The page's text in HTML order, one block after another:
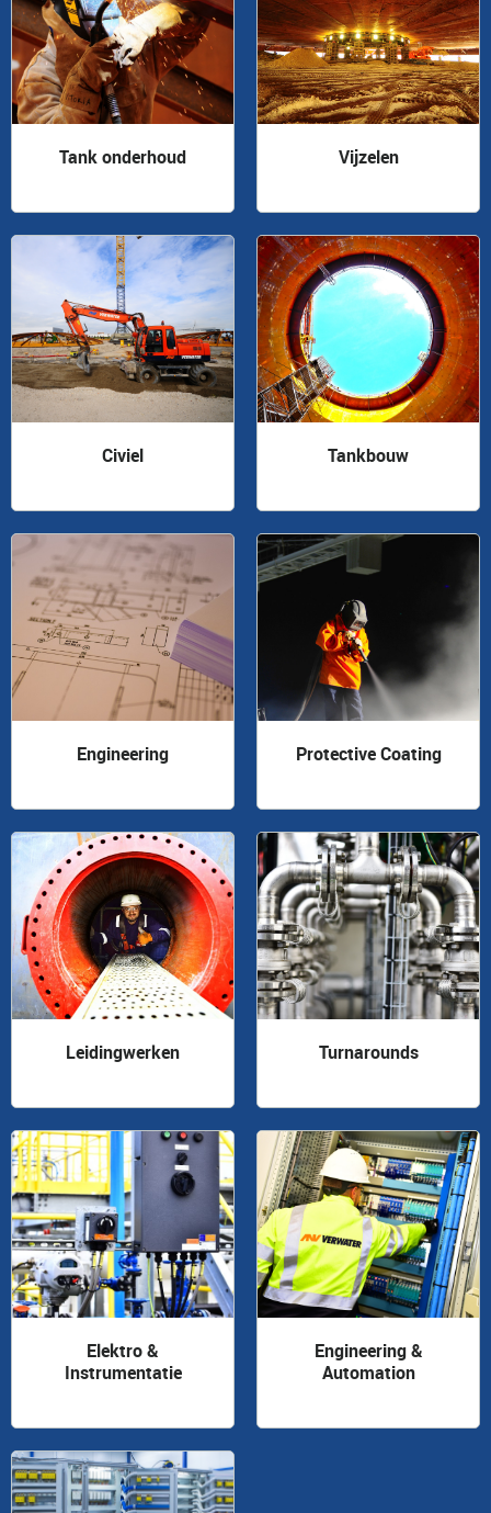
Tank onderhoud Vijzelen
Civiel Tankbouw
Engineering Protective Coating
Leidingwerken Turnarounds
Elektro &
Instrumentatie
Engineering &
Automation